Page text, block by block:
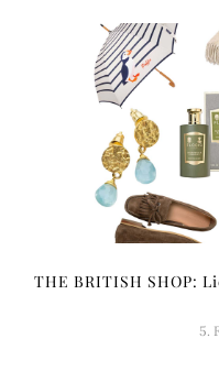
THE BRITISH SHOP:
5.